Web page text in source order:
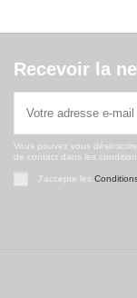
Recevoir la
Vous pouvez vous
de contact dans les
J'accepte les